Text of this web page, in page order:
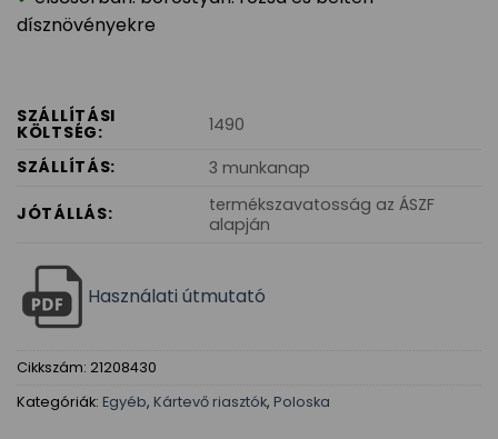
dísznövényekre
SZÁLLÍTÁSI
KÖLTSÉG:
1490
SZÁLLÍTÁS:
3 munkanap
JÓTÁLLÁS:
termékszavatosság az ÁSZF
alapján
Használati útmutató
Cikkszám: 21208430
Kategóriák: Egyéb, Kártevő riasztók, Poloska